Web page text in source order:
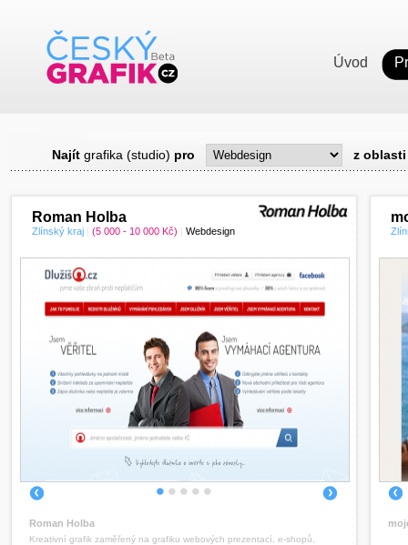
Úvod
Najít grafika (studio) pro z oblasti
Roman Holba
Zlínský kraj | (5 000 - 10 000 Kč) | Webdesign
Roman Holba
Kreativní grafik zaměřený na grafiku webových prezentací, e-shopů,